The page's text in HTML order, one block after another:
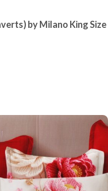
by Milano King Size